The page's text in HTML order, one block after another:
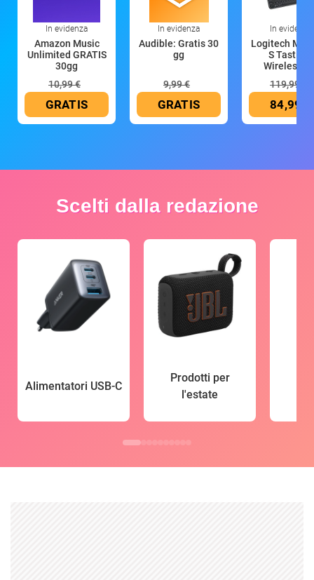
In evidenza
Amazon Music
Unlimited GRATIS
30gg
10,99 €
GRATIS
In evidenza
Audible: Gratis 30
gg
9,99 €
GRATIS
In evidenza
Logitech MX
S Tastiera
Wireless
119,99 €
84,99 €
Scelti dalla redazione
Alimentatori USB-C
Prodotti per
l'estate